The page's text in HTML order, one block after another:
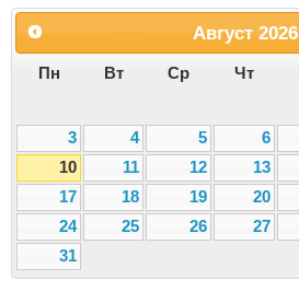
Август 2026
Пн Вт Ср Чт
3
4 5 6
10
11 12 13
17
18 19 20
24
25 26 27
31